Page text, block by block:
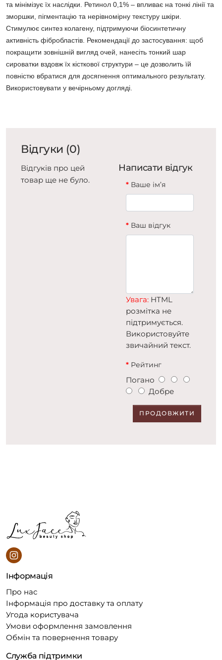
та мінімізує їх наслідки. Ретинол 0,1% – впливає на тонкі лінії та
зморшки, пігментацію та нерівномірну текстуру шкіри.
Стимулює синтез колагену, підтримуючи біосинтетичну
активність фібробластів. Рекомендації до застосування: щоб
покращити зовнішній вигляд очей, нанесіть тонкий шар
сироватки вздовж їх кісткової структури – це дозволить їй
повністю вбратися для досягнення оптимального результату.
Використовувати у вечірньому догляді.
Відгуки (0)
Відгуків про цей
товар ще не було.
Написати відгук
Ваше ім’я
Ваш відгук
Увага: HTML
розмітка не
підтримується.
Використовуйте
звичайний текст.
Рейтинг
Погано
Добре
ПРОДОВЖИТИ
Інформація
Про нас
Інформація про доставку та оплату
Угода користувача
Умови оформлення замовлення
Обмін та повернення товару
Служба підтримки